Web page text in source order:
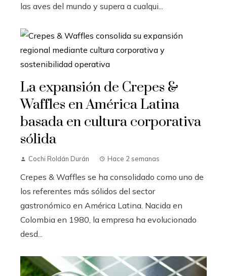
las aves del mundo y supera a cualqui...
La expansión de Crepes &
Waffles en América Latina
basada en cultura corporativa
sólida
Cochi Roldán Durán Hace 2 semanas
Crepes & Waffles se ha consolidado como uno de
los referentes más sólidos del sector
gastronómico en América Latina. Nacida en
Colombia en 1980, la empresa ha evolucionado
desd...